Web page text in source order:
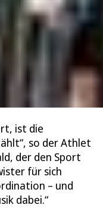
ist die
so der Athlet
der den Sport
für sich
– und
dabei.“